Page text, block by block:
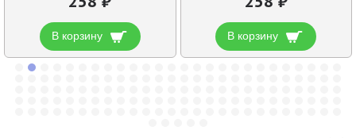
В корзину В корзину